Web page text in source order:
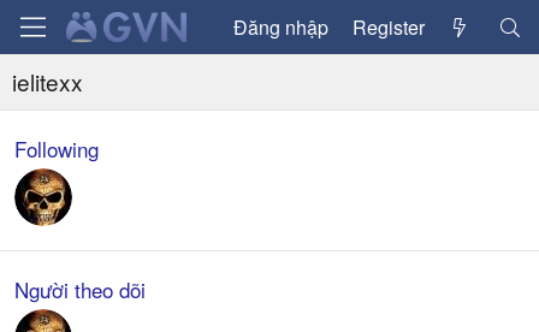
Đăng nhập Register
ielitexx
Following
Người theo dõi